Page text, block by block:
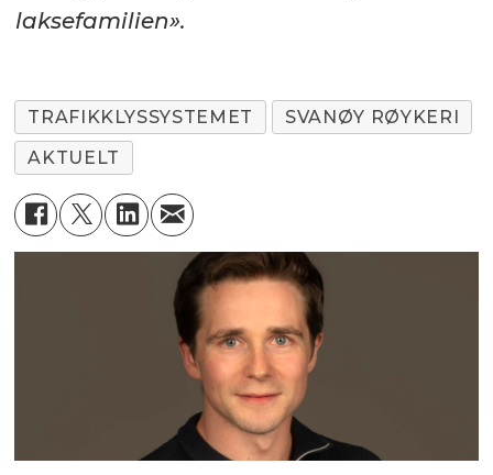
laksefamilien».
TRAFIKKLYSSYSTEMET
SVANØY RØYKERI
AKTUELT